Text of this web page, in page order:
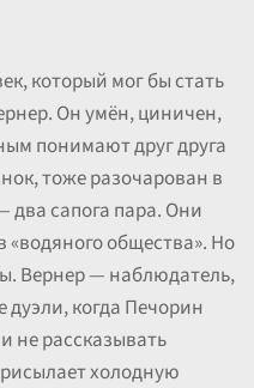
который мог бы стать
Он умён, циничен,
понимают друг друга
тоже разочарован в
два сапога пара. Они
«водяного общества». Но
Вернер — наблюдатель,
когда Печорин
не рассказывать
холодную